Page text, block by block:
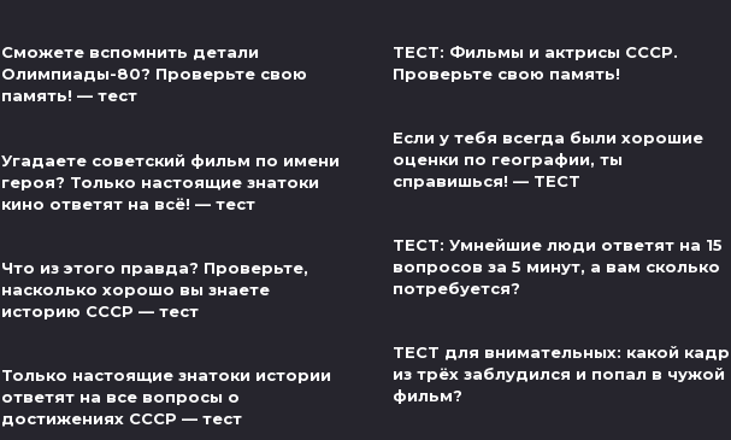
Сможете вспомнить детали
Олимпиады-80? Проверьте свою
память! — тест
Угадаете советский фильм по имени
героя? Только настоящие знатоки
кино ответят на всё! — тест
Что из этого правда? Проверьте,
насколько хорошо вы знаете
историю СССР — тест
Только настоящие знатоки истории
ответят на все вопросы о
достижениях СССР — тест
ТЕСТ: Фильмы и актрисы СССР.
Проверьте свою память!
Если у тебя всегда были хорошие
оценки по географии, ты
справишься! — ТЕСТ
ТЕСТ: Умнейшие люди ответят на 15
вопросов за 5 минут, а вам сколько
потребуется?
ТЕСТ для внимательных: какой кадр
из трёх заблудился и попал в чужой
фильм?